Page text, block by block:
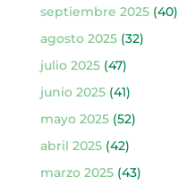
septiembre 2025(40)
agosto 2025(32)
julio 2025(47)
junio 2025(41)
mayo 2025(52)
abril 2025(42)
marzo 2025(43)